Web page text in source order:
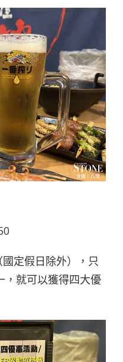
定假日除外），只
，就可以獲得四大優